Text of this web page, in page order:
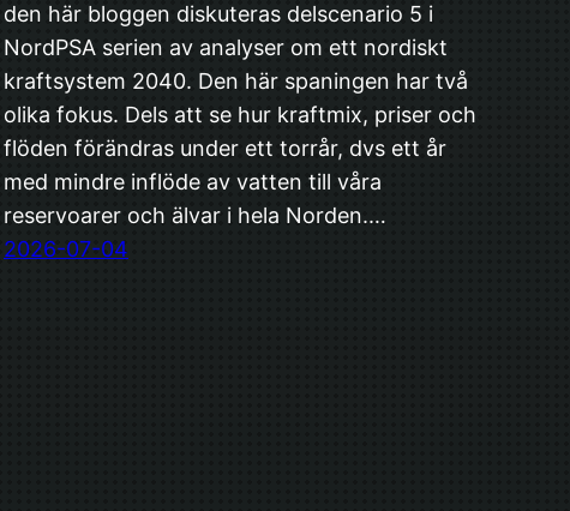
den här bloggen diskuteras delscenario 5 i
NordPSA serien av analyser om ett nordiskt
kraftsystem 2040. Den här spaningen har två
olika fokus. Dels att se hur kraftmix, priser och
flöden förändras under ett torrår, dvs ett år
med mindre inflöde av vatten till våra
reservoarer och älvar i hela Norden.…
2026-07-04